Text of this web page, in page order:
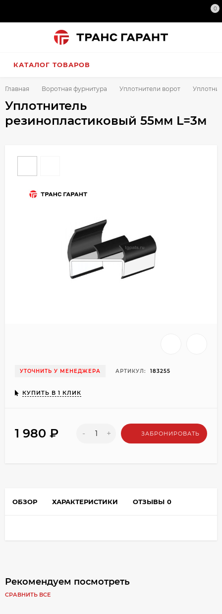
0
КАТАЛОГ ТОВАРОВ
Главная Воротная фурнитура Уплотнители ворот
Уплотнитель
резинопластиковый 55мм L=3м
УТОЧНИТЬ У МЕНЕДЖЕРА АРТИКУЛ: 183255
КУПИТЬ В 1 КЛИК
1 980 ₽ - + ЗАБРОНИРОВАТЬ
ОБЗОР ХАРАКТЕРИСТИКИ ОТЗЫВЫ 0
Рекомендуем посмотреть
СРАВНИТЬ ВСЕ